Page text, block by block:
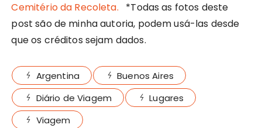
Cemitério da Recoleta. *Todas as fotos deste
post são de minha autoria, podem usá-las desde
que os créditos sejam dados.
Argentina
Buenos Aires
Diário de Viagem
Lugares
Viagem